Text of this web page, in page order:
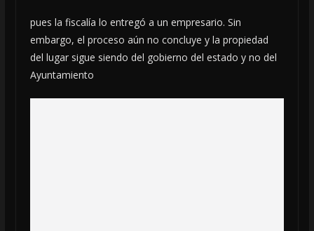
pues la fiscalía lo entregó a un empresario. Sin
embargo, el proceso aún no concluye y la propiedad
del lugar sigue siendo del gobierno del estado y no del
Ayuntamiento